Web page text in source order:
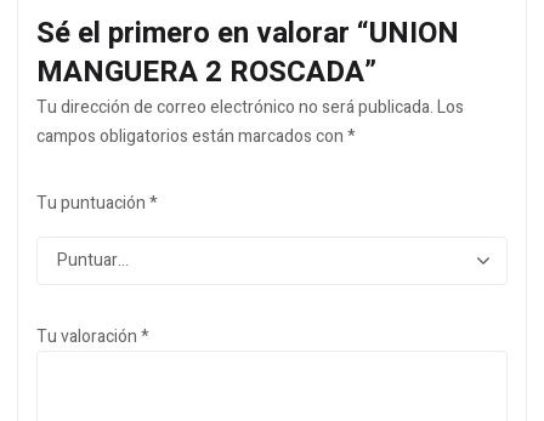
Sé el primero en valorar “UNION
MANGUERA 2 ROSCADA”
Tu dirección de correo electrónico no será publicada.Los
campos obligatorios están marcados con*
Tu puntuación*
Tu valoración*